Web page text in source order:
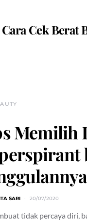
Cara Cek Berat
Memilih
SARI 20/07/2020
tidak percaya diri,